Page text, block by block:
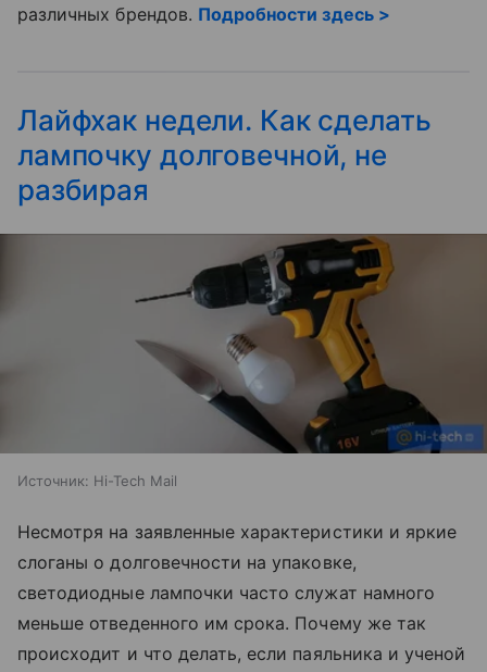
различных брендов. Подробности здесь >
Лайфхак недели. Как сделать
лампочку долговечной, не
разбирая
Источник: Hi-Tech Mail
Несмотря на заявленные характеристики и яркие
слоганы о долговечности на упаковке,
светодиодные лампочки часто служат намного
меньше отведенного им срока. Почему же так
происходит и что делать, если паяльника и ученой